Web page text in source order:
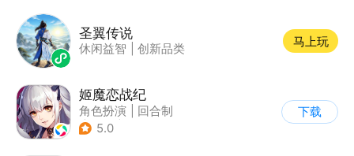
圣翼传说
休闲益智 创新品类
马上玩
姬魔恋战纪
角色扮演
回合制
| 恋爱
5.0
下载